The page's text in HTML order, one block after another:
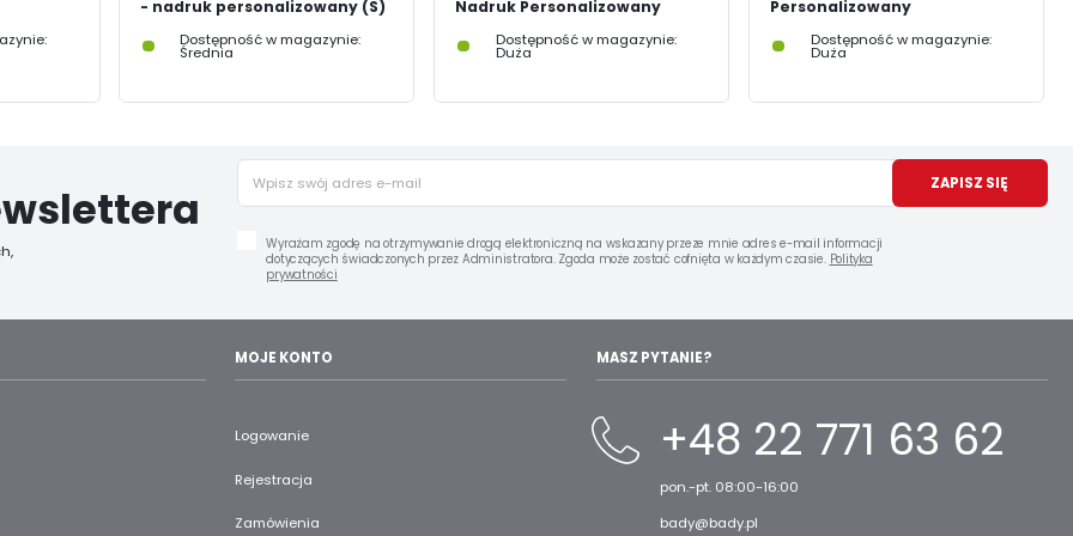
- nadruk personalizowany (S)
Dostępność w magazynie:
Średnia
Nadruk Personalizowany
Dostępność w magazynie:
Duża
Personalizowany
Dostępność w magazynie:
Duża
ZAPISZ SIĘ
Wyrażam zgodę na otrzymywanie drogą elektroniczną na wskazany przeze mnie adres e-mail informacji
dotyczących świadczonych przez Administratora. Zgoda może zostać cofnięta w każdym czasie. Polityka
prywatności
MOJE KONTO
Logowanie
Rejestracja
Zamówienia
MASZ PYTANIE?
+48 22 771 63 62
pon.-pt. 08:00-16:00
bady@bady.pl